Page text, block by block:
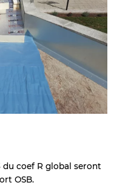
coef R global seront
OSB.